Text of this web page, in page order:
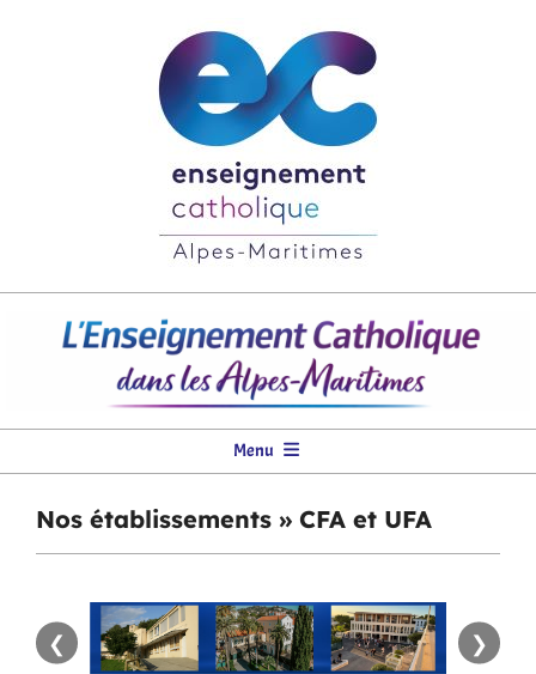
DDEC
06
Navigation
Menu
Menu
Nos établissements » CFA et UFA
❮ ❯